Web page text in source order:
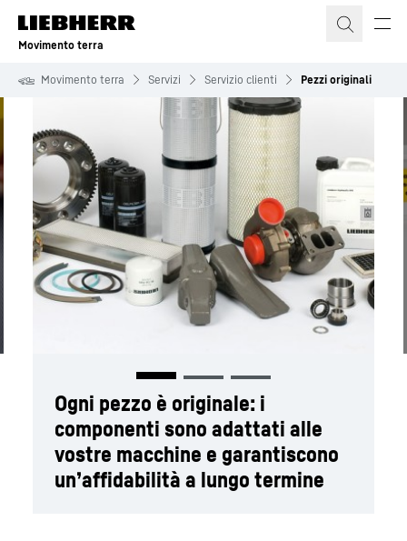
Movimento terra
Movimento terra Servizi Servizio clienti Pezzi originali
Ogni pezzo è originale: i
componenti sono adattati alle
vostre macchine e garantiscono
un’affidabilità a lungo termine